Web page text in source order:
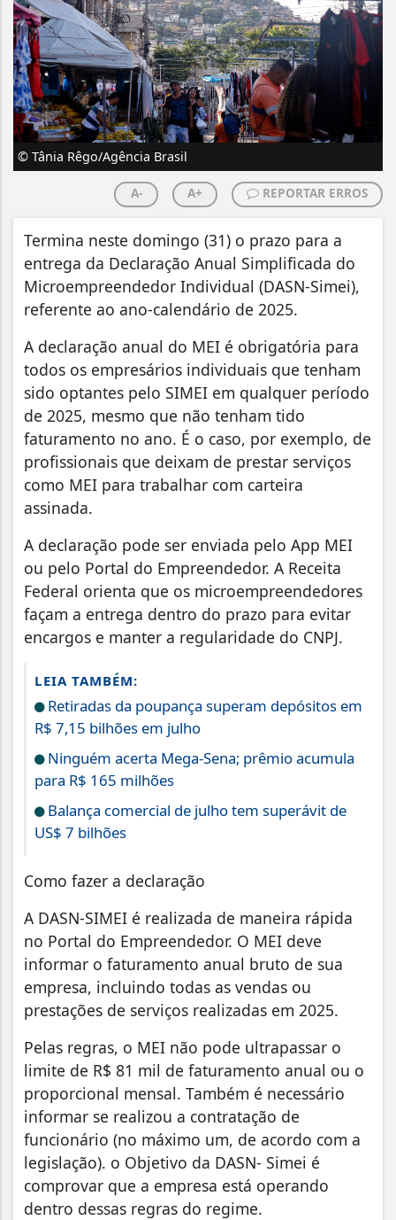
© Tânia Rêgo/Agência Brasil
A- A+ REPORTAR ERROS
Termina neste domingo (31) o prazo para a
entrega da Declaração Anual Simplificada do
Microempreendedor Individual (DASN-Simei),
referente ao ano-calendário de 2025.
A declaração anual do MEI é obrigatória para
todos os empresários individuais que tenham
sido optantes pelo SIMEI em qualquer período
de 2025, mesmo que não tenham tido
faturamento no ano. É o caso, por exemplo, de
profissionais que deixam de prestar serviços
como MEI para trabalhar com carteira
assinada.
A declaração pode ser enviada pelo App MEI
ou pelo Portal do Empreendedor. A Receita
Federal orienta que os microempreendedores
façam a entrega dentro do prazo para evitar
encargos e manter a regularidade do CNPJ.
LEIA TAMBÉM:
Retiradas da poupança superam depósitos em
R$ 7,15 bilhões em julho
Ninguém acerta Mega-Sena; prêmio acumula
para R$ 165 milhões
Balança comercial de julho tem superávit de
US$ 7 bilhões
Como fazer a declaração
A DASN-SIMEI é realizada de maneira rápida
no Portal do Empreendedor. O MEI deve
informar o faturamento anual bruto de sua
empresa, incluindo todas as vendas ou
prestações de serviços realizadas em 2025.
Pelas regras, o MEI não pode ultrapassar o
limite de R$ 81 mil de faturamento anual ou o
proporcional mensal. Também é necessário
informar se realizou a contratação de
funcionário (no máximo um, de acordo com a
legislação). o Objetivo da DASN- Simei é
comprovar que a empresa está operando
dentro dessas regras do regime.